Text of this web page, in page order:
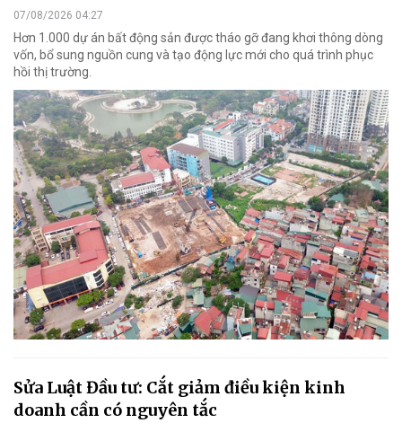
07/08/2026 04:27
Hơn 1.000 dự án bất động sản được tháo gỡ đang khơi thông dòng
vốn, bổ sung nguồn cung và tạo động lực mới cho quá trình phục
hồi thị trường.
Sửa Luật Đầu tư: Cắt giảm điều kiện kinh
doanh cần có nguyên tắc